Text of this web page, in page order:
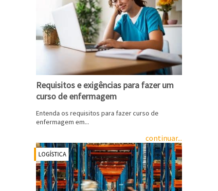
Requisitos e exigências para fazer um
curso de enfermagem
Entenda os requisitos para fazer curso de
enfermagem em...
continuar...
LOGÍSTICA